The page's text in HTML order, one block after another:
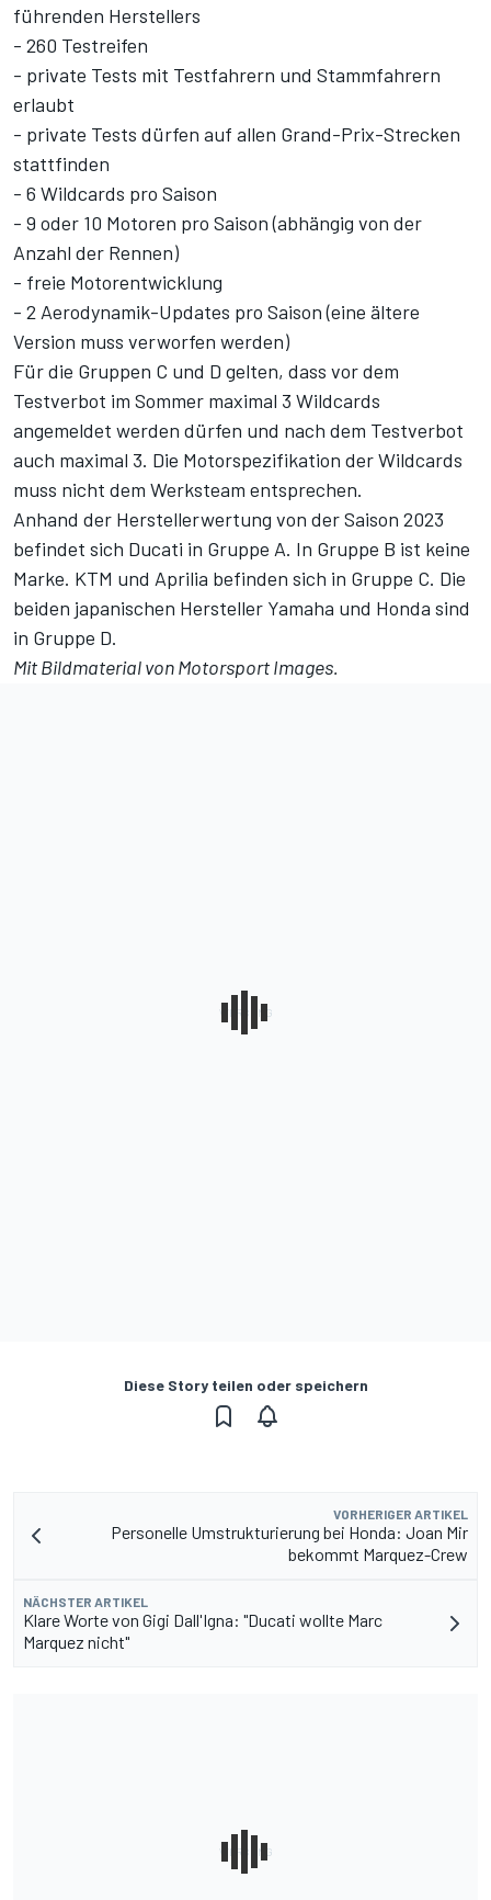
führenden Herstellers
- 260 Testreifen
- private Tests mit Testfahrern und Stammfahrern
erlaubt
- private Tests dürfen auf allen Grand-Prix-Strecken
stattfinden
- 6 Wildcards pro Saison
- 9 oder 10 Motoren pro Saison (abhängig von der
Anzahl der Rennen)
- freie Motorentwicklung
- 2 Aerodynamik-Updates pro Saison (eine ältere
Version muss verworfen werden)
Für die Gruppen C und D gelten, dass vor dem
Testverbot im Sommer maximal 3 Wildcards
angemeldet werden dürfen und nach dem Testverbot
auch maximal 3. Die Motorspezifikation der Wildcards
muss nicht dem Werksteam entsprechen.
Anhand der Herstellerwertung von der Saison 2023
befindet sich Ducati in Gruppe A. In Gruppe B ist keine
Marke. KTM und Aprilia befinden sich in Gruppe C. Die
beiden japanischen Hersteller Yamaha und Honda sind
in Gruppe D.
Mit Bildmaterial vonMotorsport Images.
Diese Story teilen oder speichern
VORHERIGER ARTIKEL
Personelle Umstrukturierung bei Honda: Joan Mir
bekommt Marquez-Crew
NÄCHSTER ARTIKEL
Klare Worte von Gigi Dall'Igna: "Ducati wollte Marc
Marquez nicht"